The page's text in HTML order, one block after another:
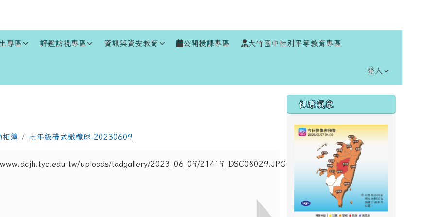
專區 評鑑訪視專區 資訊與資安教育 公開授課專區 大竹國中性別平等教育專區
登入
相簿 七年級帶式橄欖球-20230609
右邊區域內容
健康氣象